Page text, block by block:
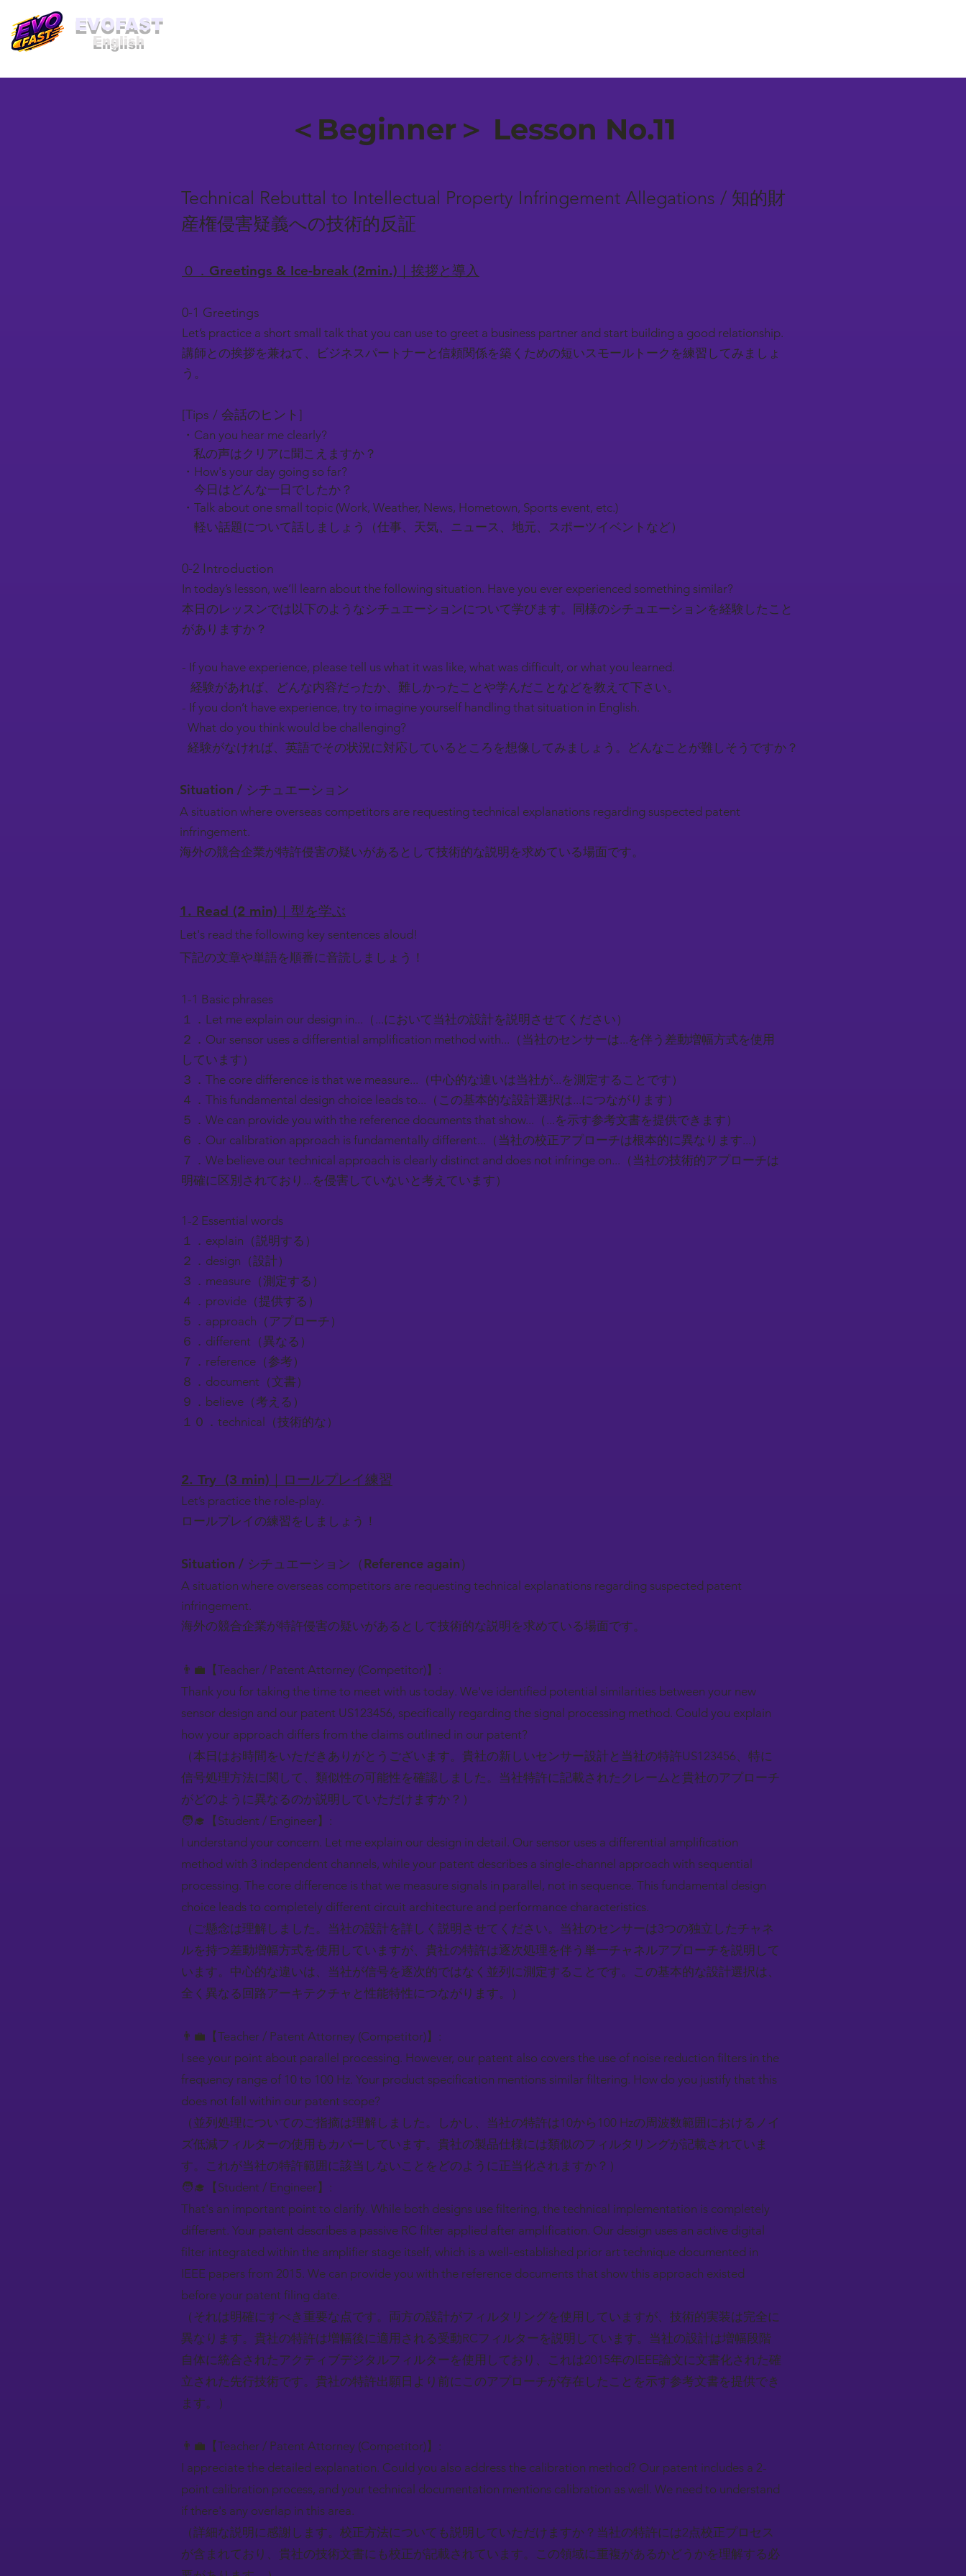
​EVOFAST
English
＜Beginner＞ Lesson No.11
Technical Rebuttal to Intellectual Property Infringement Allegations / 知的財
産権侵害疑義への技術的反証
０．Greetings & Ice-break (2min.)｜挨拶と導入
0-1 Greetings
Let’s practice a short small talk that you can use to greet a business partner and start building a good relationship.
講師との挨拶を兼ねて、ビジネスパートナーと信頼関係を築くための短いスモールトークを練習してみましょ
う。
[Tips / 会話のヒント]
・Can you hear me clearly?
私の声はクリアに聞こえますか？
・How's your day going so far?
今日はどんな一日でしたか？
・Talk about one small topic (Work, Weather, News, Hometown, Sports event, etc.)
軽い話題について話しましょう（仕事、天気、ニュース、地元、スポーツイベントなど）
0-2 Introduction​
In today’s lesson, we’ll learn about the following situation. Have you ever experienced something similar?
本日のレッスンでは以下のようなシチュエーションについて学びます。同様のシチュエーションを経験したこと
がありますか？​
- If you have experience, please tell us what it was like, what was difficult, or what you learned.
経験があれば、どんな内容だったか、難しかったことや学んだことなどを教えて下さい。
- If you don’t have experience, try to imagine yourself handling that situation in English.
What do you think would be challenging?
経験がなければ、英語でその状況に対応しているところを想像してみましょう。どんなことが難しそうですか？
Situation / シチュエーション
A situation where overseas competitors are requesting technical explanations regarding suspected patent
infringement.
海外の競合企業が特許侵害の疑いがあるとして技術的な説明を求めている場面です。
1. Read (2 min)｜型を学ぶ
Let's read the following key sentences aloud!
下記の文章や単語を順番に音読しましょう！
1-1 Basic phrases
１．Let me explain our design in...（...において当社の設計を説明させてください）
２．Our sensor uses a differential amplification method with...（当社のセンサーは...を伴う差動増幅方式を使用
しています）
３．The core difference is that we measure...（中心的な違いは当社が...を測定することです）
４．This fundamental design choice leads to...（この基本的な設計選択は...につながります）
５．We can provide you with the reference documents that show...（...を示す参考文書を提供できます）
６．Our calibration approach is fundamentally different...（当社の校正アプローチは根本的に異なります...）
７．We believe our technical approach is clearly distinct and does not infringe on...（当社の技術的アプローチは
明確に区別されており...を侵害していないと考えています）
1-2 Essential words
１．explain（説明する）
２．design（設計）
３．measure（測定する）
４．provide（提供する）
５．approach（アプローチ）
６．different（異なる）
７．reference（参考）
８．document（文書）
９．believe（考える）
１０．technical（技術的な）
2. Try (3 min)｜ロールプレイ練習
Let’s practice the role-play.
ロールプレイの練習をしましょう！
Situation / シチュエーション（Reference again）
A situation where overseas competitors are requesting technical explanations regarding suspected patent
infringement.
海外の競合企業が特許侵害の疑いがあるとして技術的な説明を求めている場面です。
👨‍💼【Teacher / Patent Attorney (Competitor)】:
Thank you for taking the time to meet with us today. We've identified potential similarities between your new
sensor design and our patent US123456, specifically regarding the signal processing method. Could you explain
how your approach differs from the claims outlined in our patent?
（本日はお時間をいただきありがとうございます。貴社の新しいセンサー設計と当社の特許US123456、特に
信号処理方法に関して、類似性の可能性を確認しました。当社特許に記載されたクレームと貴社のアプローチ
がどのように異なるのか説明していただけますか？）
🧑‍🎓【Student / Engineer】:
I understand your concern. Let me explain our design in detail. Our sensor uses a differential amplification
method with 3 independent channels, while your patent describes a single-channel approach with sequential
processing. The core difference is that we measure signals in parallel, not in sequence. This fundamental design
choice leads to completely different circuit architecture and performance characteristics.
（ご懸念は理解しました。当社の設計を詳しく説明させてください。当社のセンサーは3つの独立したチャネ
ルを持つ差動増幅方式を使用していますが、貴社の特許は逐次処理を伴う単一チャネルアプローチを説明して
います。中心的な違いは、当社が信号を逐次的ではなく並列に測定することです。この基本的な設計選択は、
全く異なる回路アーキテクチャと性能特性につながります。）
👨‍💼【Teacher / Patent Attorney (Competitor)】:
I see your point about parallel processing. However, our patent also covers the use of noise reduction filters in the
frequency range of 10 to 100 Hz. Your product specification mentions similar filtering. How do you justify that this
does not fall within our patent scope?
（並列処理についてのご指摘は理解しました。しかし、当社の特許は10から100 Hzの周波数範囲におけるノイ
ズ低減フィルターの使用もカバーしています。貴社の製品仕様には類似のフィルタリングが記載されていま
す。これが当社の特許範囲に該当しないことをどのように正当化されますか？）
🧑‍🎓【Student / Engineer】:
That's an important point to clarify. While both designs use filtering, the technical implementation is completely
different. Your patent describes a passive RC filter applied after amplification. Our design uses an active digital
filter integrated within the amplifier stage itself, which is a well-established prior art technique documented in
IEEE papers from 2015. We can provide you with the reference documents that show this approach existed
before your patent filing date.
（それは明確にすべき重要な点です。両方の設計がフィルタリングを使用していますが、技術的実装は完全に
異なります。貴社の特許は増幅後に適用される受動RCフィルターを説明しています。当社の設計は増幅段階
自体に統合されたアクティブデジタルフィルターを使用しており、これは2015年のIEEE論文に文書化された確
立された先行技術です。貴社の特許出願日より前にこのアプローチが存在したことを示す参考文書を提供でき
ます。）
👨‍💼【Teacher / Patent Attorney (Competitor)】:
I appreciate the detailed explanation. Could you also address the calibration method? Our patent includes a 2-
point calibration process, and your technical documentation mentions calibration as well. We need to understand
if there's any overlap in this area.
（詳細な説明に感謝します。校正方法についても説明していただけますか？当社の特許には2点校正プロセス
が含まれており、貴社の技術文書にも校正が記載されています。この領域に重複があるかどうかを理解する必